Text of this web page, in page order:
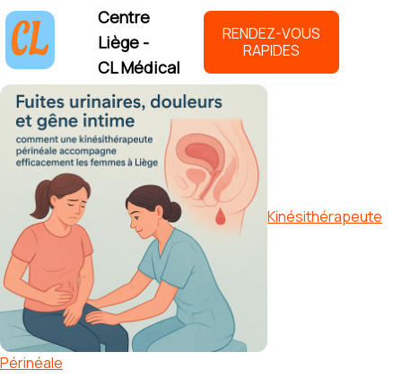
Centre
Liège -
CL Médical
RENDEZ-VOUS
RAPIDES
Kinésithérapeute
Périnéale